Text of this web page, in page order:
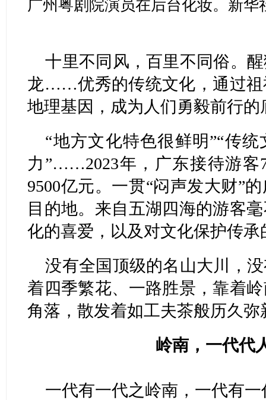
广州粤剧院演员在后台化妆。新华
十里不同风，百里不同俗。
龙……优秀的传统文化，通过祖
地理基因，成为人们勇毅前行的
“地方文化特色很鲜明”“传
力”……2023年，广东接待游客
9500亿元。一贯“闷声发大财”
目的地。来自五湖四海的游客
化的喜爱，以及对文化保护传承
没有全国顶级的名山大川，
着四季繁花、一路胜景，靠着
角落，散发着如工夫茶般历久弥
岭南，一代代
一代有一代之岭南，一代有